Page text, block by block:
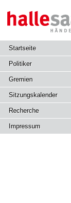
Startseite
Politiker
Gremien
Sitzungskalender
Recherche
Impressum